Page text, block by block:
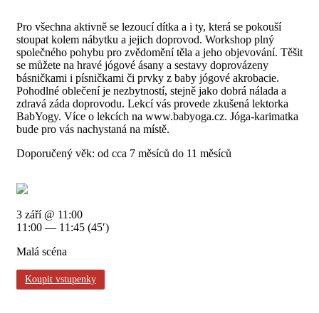
Pro všechna aktivně se lezoucí dítka a i ty, která se pokouší
stoupat kolem nábytku a jejich doprovod. Workshop plný
společného pohybu pro zvědomění těla a jeho objevování. Těšit
se můžete na hravé jógové ásany a sestavy doprovázeny
básničkami i písničkami či prvky z baby jógové akrobacie.
Pohodlné oblečení je nezbytností, stejně jako dobrá nálada a
zdravá záda doprovodu. Lekcí vás provede zkušená lektorka
BabYogy. Více o lekcích na www.babyoga.cz. Jóga-karimatka
bude pro vás nachystaná na místě.
Doporučený věk: od cca 7 měsíců do 11 měsíců
3 září @ 11:00
11:00 — 11:45 (45′)
Malá scéna
Koupit vstupenky